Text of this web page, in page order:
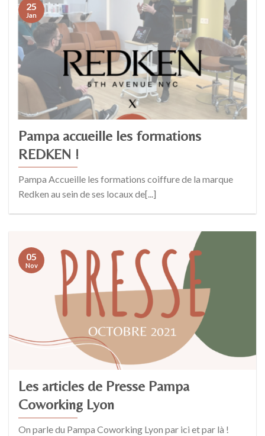
Pampa accueille les formations
REDKEN !
Pampa Accueille les formations coiffure de la marque
Redken au sein de ses locaux de[...]
25
Jan
Les articles de Presse Pampa
Coworking Lyon
On parle du Pampa Coworking Lyon par ici et par là !
05
Nov